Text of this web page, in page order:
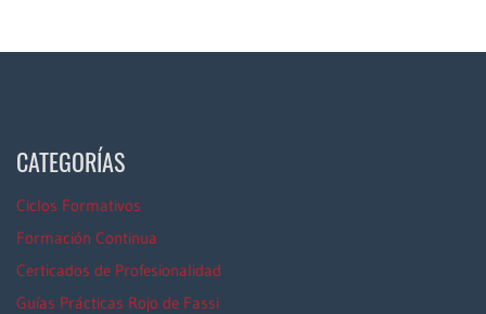
CATEGORÍAS
Ciclos Formativos
Formación Continua
Certicados de Profesionalidad
Guías Prácticas Rojo de Fassi